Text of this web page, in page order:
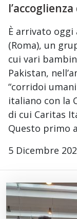
È arrivato oggi
(Roma), un
cui vari
Pakistan,
“corridoi
italiano con la
di cui Caritas
Questo primo
5 Dicembre